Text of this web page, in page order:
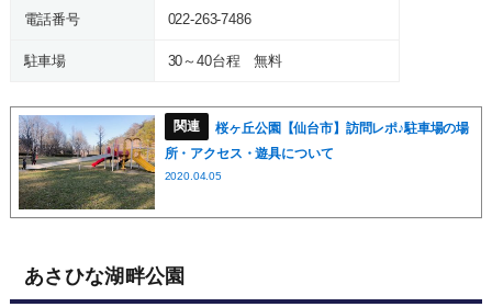
電話番号 022-263-7486
駐車場 30～40台程 無料
桜ヶ丘公園【仙台市】訪問レポ♪駐車場の場
所・アクセス・遊具について
2020.04.05
あさひな湖畔公園